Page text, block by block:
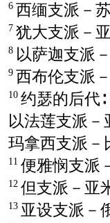
6 西缅支派－
7 犹大支派－
8 以萨迦支派
9 西布伦支派
10 约瑟的后代∶
以法莲支派－
玛拿西支派－
11 便雅悯支派
12 但支派－亚
13 亚设支派－